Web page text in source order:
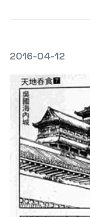
發文於
2016-04-12